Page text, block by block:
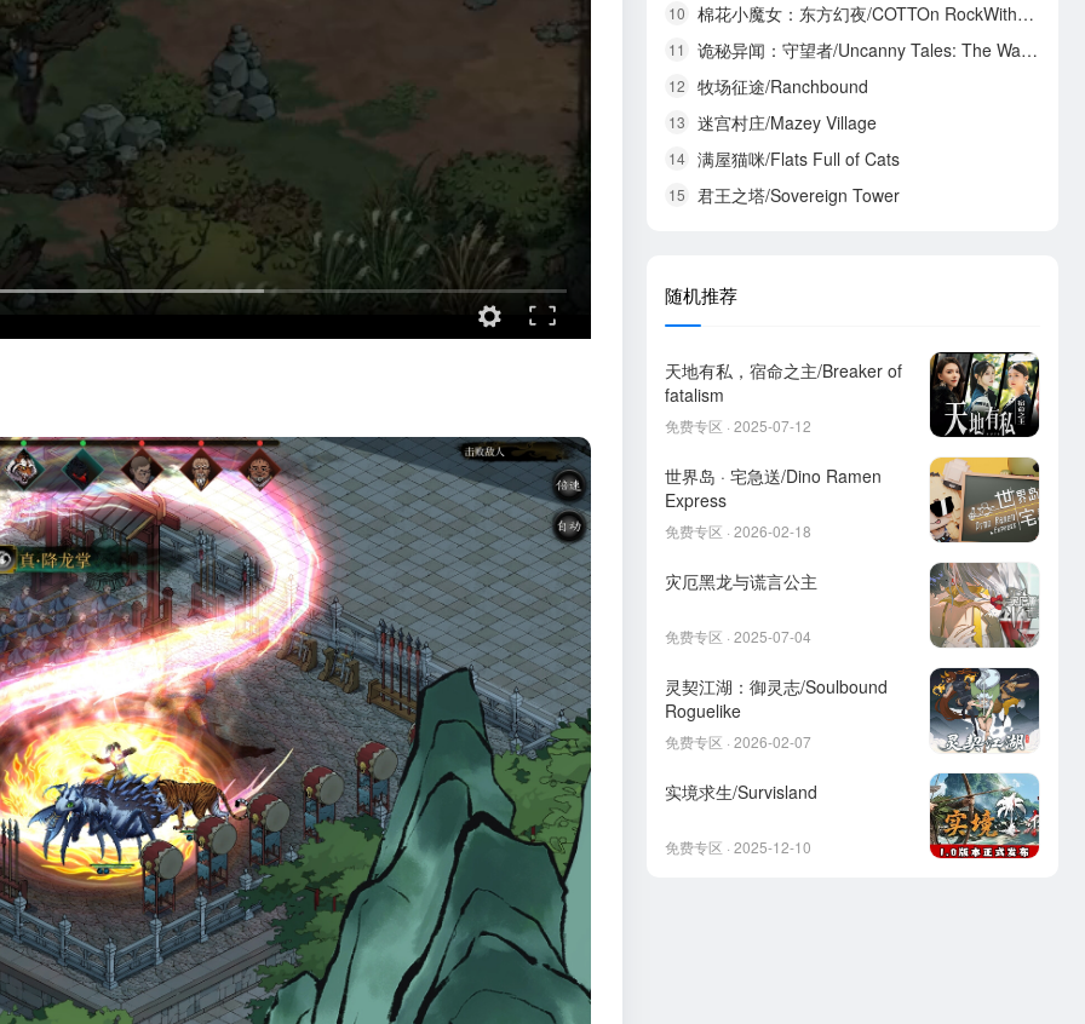
10 棉花小魔女：东方幻夜/COTTOn RockWithYou -ORIENTAL NIGHT DREAMS-
11 诡秘异闻：守望者/Uncanny Tales: The Watcher
12 牧场征途/Ranchbound
13 迷宫村庄/Mazey Village
14 满屋猫咪/Flats Full of Cats
15 君王之塔/Sovereign Tower
随机推荐
天地有私，宿命之主/Breaker of
fatalism
免费专区 · 2025-07-12
世界岛 · 宅急送/Dino Ramen
Express
免费专区 · 2026-02-18
灾厄黑龙与谎言公主
免费专区 · 2025-07-04
灵契江湖：御灵志/Soulbound
Roguelike
免费专区 · 2026-02-07
实境求生/Survisland
免费专区 · 2025-12-10